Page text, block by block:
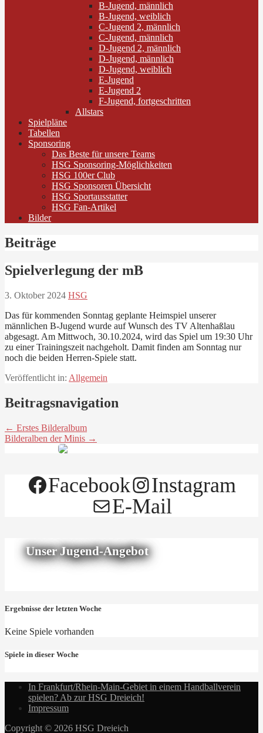
B-Jugend, männlich
B-Jugend, weiblich
C-Jugend 2, männlich
C-Jugend, männlich
D-Jugend 2, männlich
D-Jugend, männlich
D-Jugend, weiblich
E-Jugend
E-Jugend 2
F-Jugend, fortgeschritten
Allstars
Spielpläne
Tabellen
Sponsoring
Das Beste für unsere Teams
HSG Sponsoring-Möglichkeiten
HSG 100er Club
HSG Sponsoren Übersicht
HSG Sportausstatter
HSG Fan-Artikel
Bilder
Beiträge
Spielverlegung der mB
3. Oktober 2024 HSG
Das für kommenden Sonntag geplante Heimspiel unserer
männlichen B-Jugend wurde auf Wunsch des TV Altenhaßlau
abgesagt. Am Mittwoch, 30.10.2024, wird das Spiel um 19:30 Uhr
zu einer Trainingszeit nachgeholt. Damit finden am Sonntag nur
noch die beiden Herren-Spiele statt.
Veröffentlicht in: Allgemein
Beitragsnavigation
← Erstes Bilderalbum
Bilderalben der Minis →
Facebook
Instagram
E-Mail
Unser Jugend-Angebot
Ergebnisse der letzten Woche
Keine Spiele vorhanden
Spiele in dieser Woche
In Frankfurt/Rhein-Main-Gebiet in einem Handballverein
spielen? Ab zur HSG Dreieich!
Impressum
Copyright © 2026 HSG Dreieich